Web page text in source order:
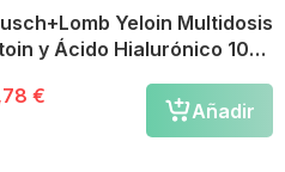
Yeloin Multidosis
y Ácido Hialurónico 10
€
Añadir